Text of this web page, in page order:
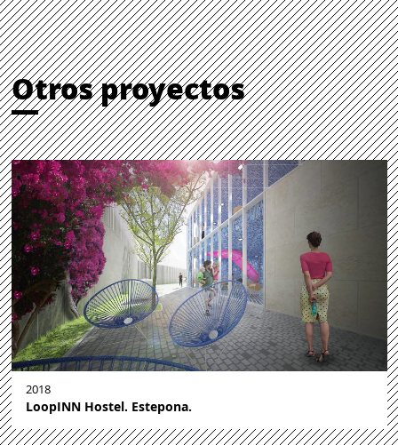
Otros proyectos
2018
LoopINN Hostel. Estepona.